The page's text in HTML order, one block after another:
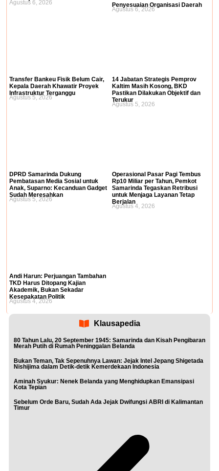
Agustus 6, 2026
Penyesuaian Organisasi Daerah
Agustus 6, 2026
Transfer Bankeu Fisik Belum Cair,
Kepala Daerah Khawatir Proyek
Infrastruktur Terganggu
Agustus 5, 2026
14 Jabatan Strategis Pemprov
Kaltim Masih Kosong, BKD
Pastikan Dilakukan Objektif dan
Terukur
Agustus 5, 2026
DPRD Samarinda Dukung
Pembatasan Media Sosial untuk
Anak, Suparno: Kecanduan Gadget
Sudah Meresahkan
Agustus 5, 2026
Operasional Pasar Pagi Tembus
Rp10 Miliar per Tahun, Pemkot
Samarinda Tegaskan Retribusi
untuk Menjaga Layanan Tetap
Berjalan
Agustus 4, 2026
Andi Harun: Perjuangan Tambahan
TKD Harus Ditopang Kajian
Akademik, Bukan Sekadar
Kesepakatan Politik
Agustus 4, 2026
Klausapedia
80 Tahun Lalu, 20 September 1945: Samarinda dan Kisah Pengibaran
Merah Putih di Rumah Peninggalan Belanda
Bukan Teman, Tak Sepenuhnya Lawan: Jejak Intel Jepang Shigetada
Nishijima dalam Detik-detik Kemerdekaan Indonesia
Aminah Syukur: Nenek Belanda yang Menghidupkan Emansipasi
Kota Tepian
Sebelum Orde Baru, Sudah Ada Jejak Dwifungsi ABRI di Kalimantan
Timur